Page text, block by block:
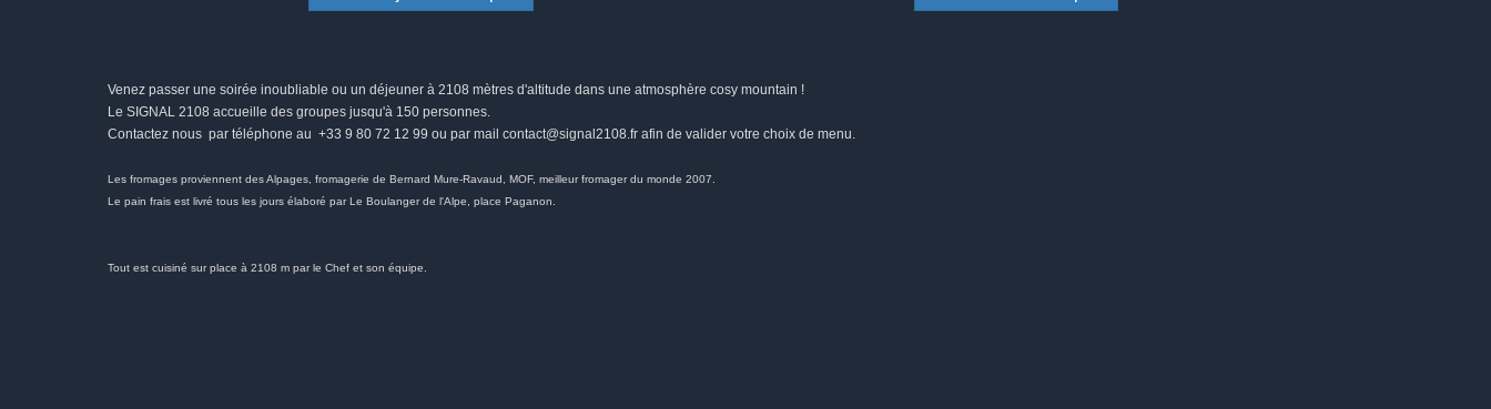
Venez passer une soirée inoubliable ou un déjeuner à 2108 mètres d'altitude dans une atmosphère cosy mountain !
Le SIGNAL 2108 accueille des groupes jusqu'à 150 personnes.
Contactez nous par téléphone au +33 9 80 72 12 99 ou par mail contact@signal2108.fr afin de valider votre choix de menu.
Les fromages proviennent des Alpages, fromagerie de Bernard Mure-Ravaud, MOF, meilleur fromager du monde 2007.
Le pain frais est livré tous les jours élaboré par Le Boulanger de l'Alpe, place Paganon.
Tout est cuisiné sur place à 2108 m par le Chef et son équipe.